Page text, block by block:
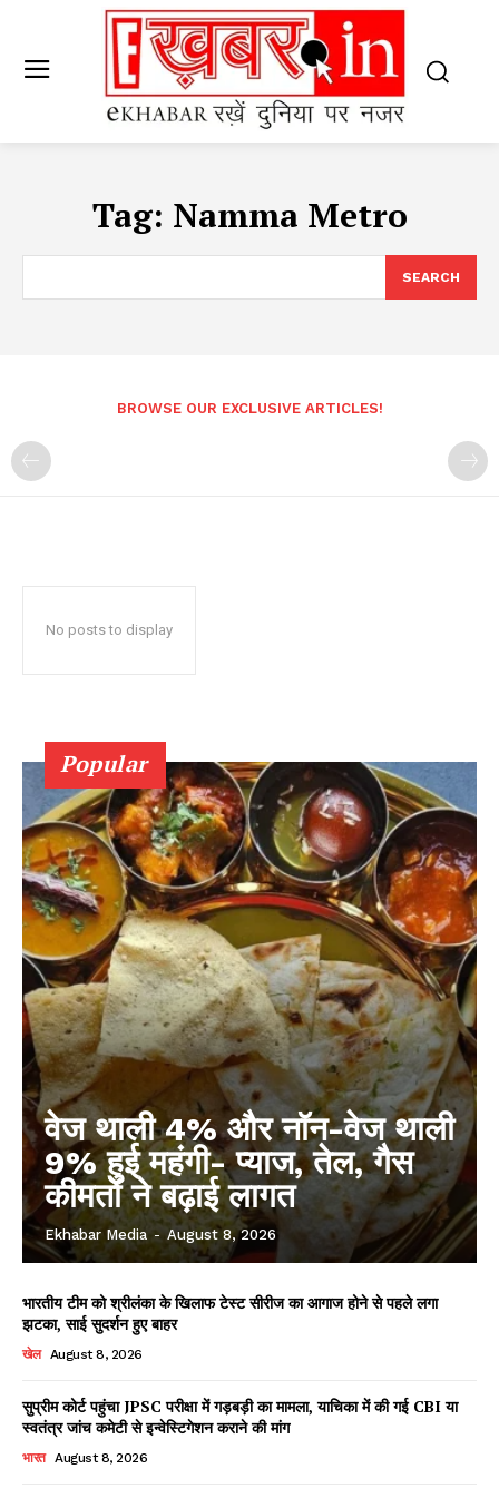
Tag: Namma Metro
SEARCH
BROWSE OUR EXCLUSIVE ARTICLES!
No posts to display
Popular
वेज थाली 4% और नॉन-वेज थाली
9% हुई महंगी- प्याज, तेल, गैस
कीमतों ने बढ़ाई लागत
Ekhabar Media - August 8, 2026
भारतीय टीम को श्रीलंका के खिलाफ टेस्ट सीरीज का आगाज होने से पहले लगा
झटका, साई सुदर्शन हुए बाहर
खेल August 8, 2026
सुप्रीम कोर्ट पहुंचा JPSC परीक्षा में गड़बड़ी का मामला, याचिका में की गई CBI या
स्वतंत्र जांच कमेटी से इन्वेस्टिगेशन कराने की मांग
भारत August 8, 2026